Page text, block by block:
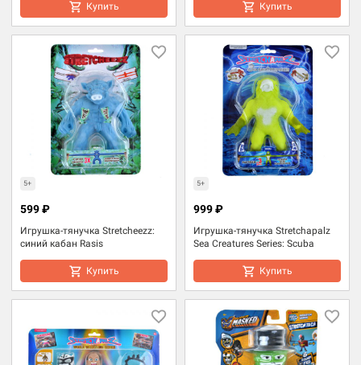
Купить Купить
5+
Игрушка-тянучка Stretcheezz:
синий кабан Rasis
599 ₽
Купить
5+
Игрушка-тянучка Stretchapalz
Sea Creatures Series: Scuba
999 ₽
Купить